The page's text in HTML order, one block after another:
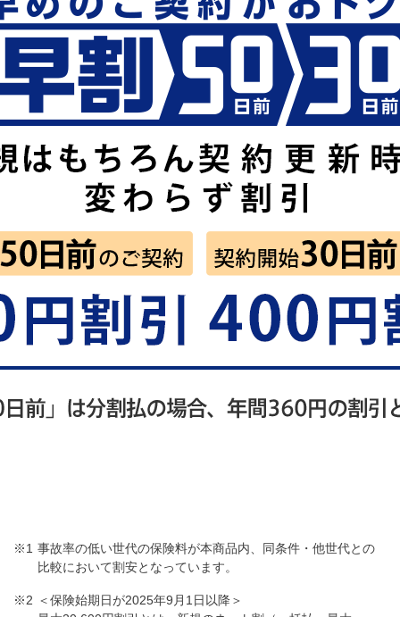
事故率の低い世代の保険料が本商品内、同条件・他世代との
比較において割安となっています。
＜保険始期日が2025年9月1日以降＞